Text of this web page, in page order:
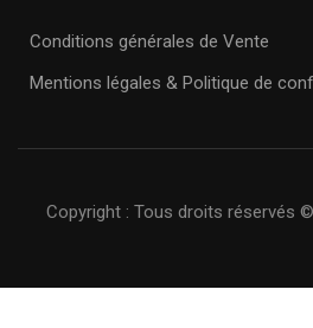
Conditions générales de Vente
Mentions légales & Politique de
Copyright : Tous droits réservés